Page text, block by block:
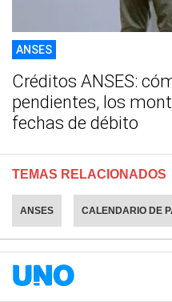
ANSES
Créditos ANSES:
pendientes, los
fechas de débito
TEMAS RELACIONADOS
ANSES CALENDARIO DE